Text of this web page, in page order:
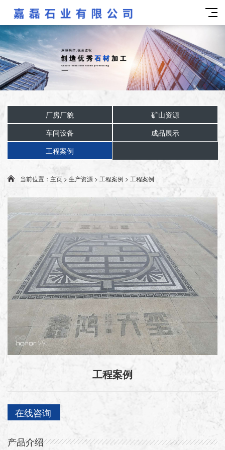
厂房厂貌
矿山资源
车间设备
成品展示
工程案例
当前位置： 主页 > 生产资源 > 工程案例 > 工程案例
工程案例
在线咨询
产品介绍